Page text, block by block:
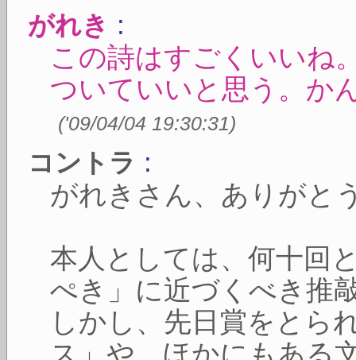
がれき :
この詩はすごくいいね
ついていいと思う。か
('09/04/04 19:30:31)
コントラ :
がれきさん、ありがと
本人としては、何十回
ぺき」に近づくべき推
しかし、先日賞をとら
ス」や、ほかにもある